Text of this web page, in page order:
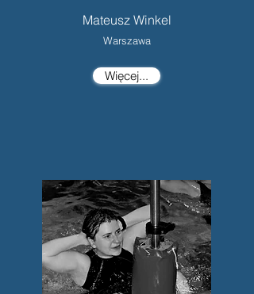
Mateusz Winkel
Warszawa
Więcej...